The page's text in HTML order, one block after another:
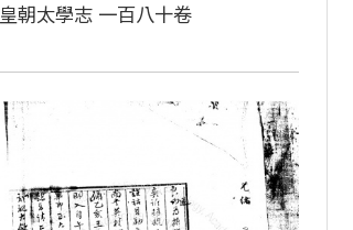
皇朝太學志 一百八十卷